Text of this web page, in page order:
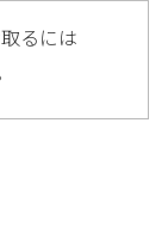
るには